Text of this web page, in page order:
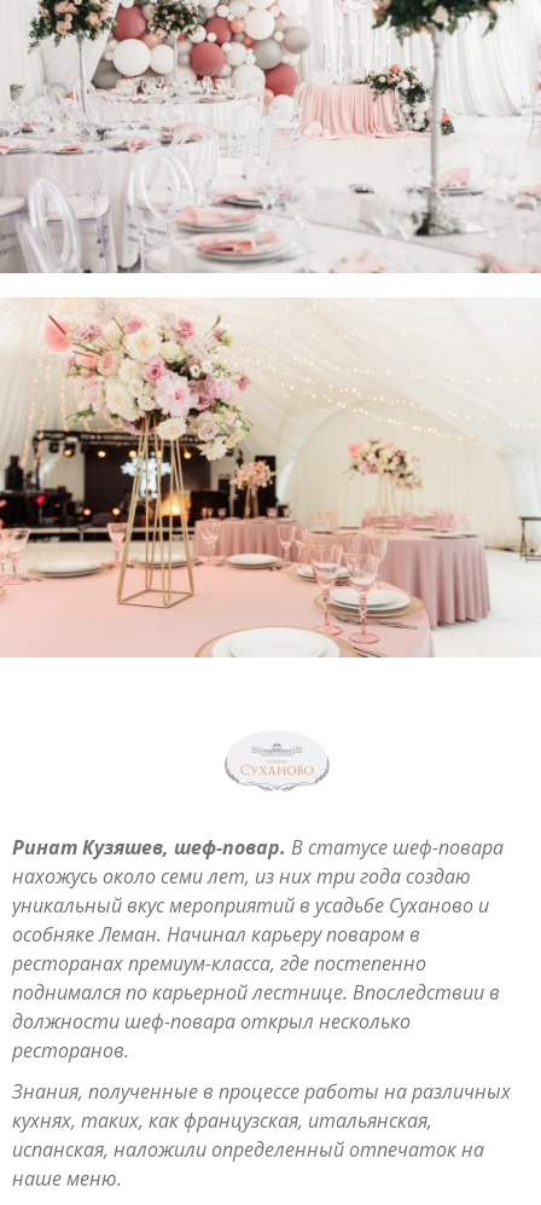
Ринат Кузяшев, шеф-повар. В статусе шеф-повара
нахожусь около семи лет, из них три года создаю
уникальный вкус мероприятий в усадьбе Суханово и
особняке Леман. Начинал карьеру поваром в
ресторанах премиум-класса, где постепенно
поднимался по карьерной лестнице. Впоследствии в
должности шеф-повара открыл несколько
ресторанов.
Знания, полученные в процессе работы на различных
кухнях, таких, как французская, итальянская,
испанская, наложили определенный отпечаток на
наше меню.